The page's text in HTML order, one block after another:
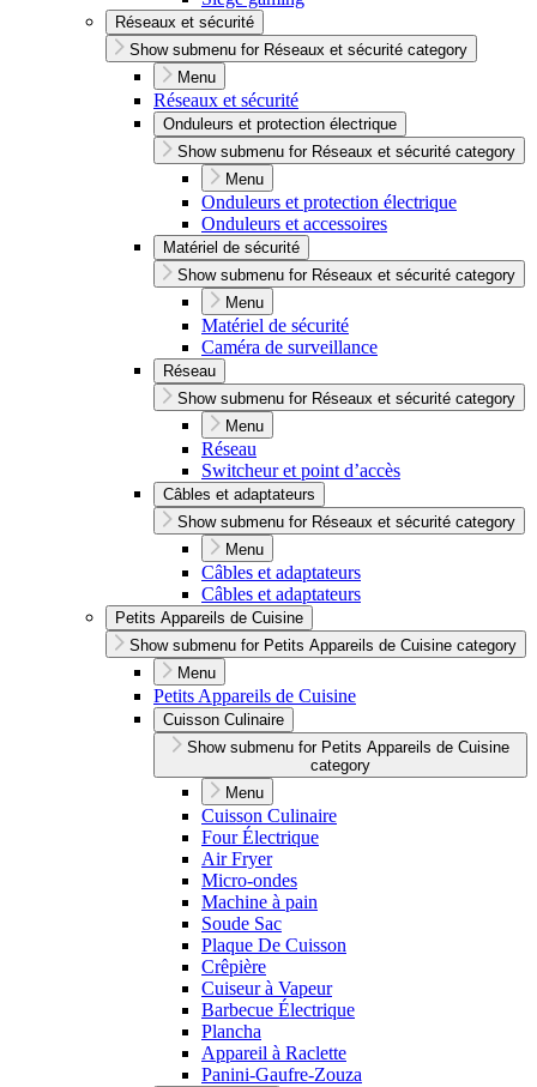
Réseaux et sécurité
Show submenu for Réseaux et sécurité category
Menu
Réseaux et sécurité
Onduleurs et protection électrique
Show submenu for Réseaux et sécurité category
Menu
Onduleurs et protection électrique
Onduleurs et accessoires
Matériel de sécurité
Show submenu for Réseaux et sécurité category
Menu
Matériel de sécurité
Caméra de surveillance
Réseau
Show submenu for Réseaux et sécurité category
Menu
Réseau
Switcheur et point d’accès
Câbles et adaptateurs
Show submenu for Réseaux et sécurité category
Menu
Câbles et adaptateurs
Câbles et adaptateurs
Petits Appareils de Cuisine
Show submenu for Petits Appareils de Cuisine category
Menu
Petits Appareils de Cuisine
Cuisson Culinaire
Show submenu for Petits Appareils de Cuisine
category
Menu
Cuisson Culinaire
Four Électrique
Air Fryer
Micro-ondes
Machine à pain
Soude Sac
Plaque De Cuisson
Crêpière
Cuiseur à Vapeur
Barbecue Électrique
Plancha
Appareil à Raclette
Panini-Gaufre-Zouza